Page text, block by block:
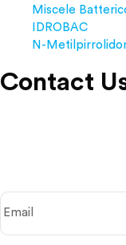
Miscele
IDROBAC
N-
Contact